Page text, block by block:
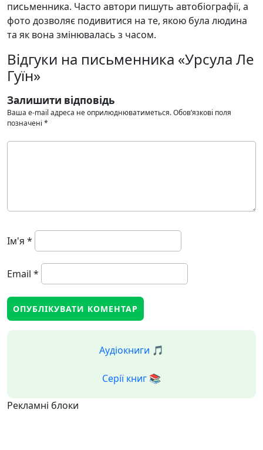
письменника. Часто автори пишуть автобіографії, а
фото дозволяє подивитися на те, якою була людина
та як вона змінювалась з часом.
Відгуки на письменника «Урсула Ле
Гуїн»
Залишити відповідь
Ваша e-mail адреса не оприлюднюватиметься.Обов’язкові поля
позначені *
Ім'я *
Email *
Аудіокниги 🎵
Серії книг 📚
Рекламні блоки